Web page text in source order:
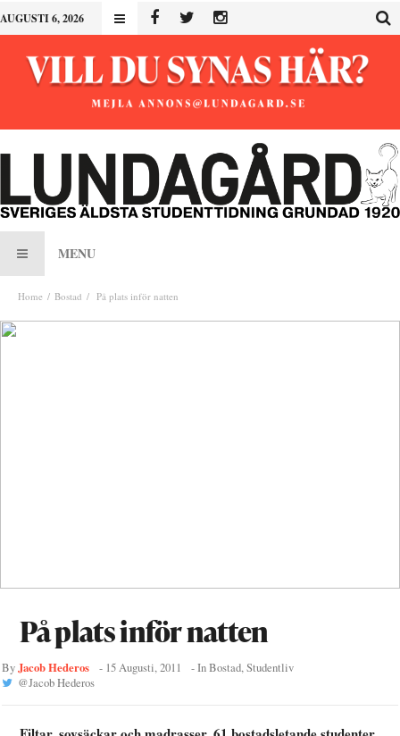
AUGUSTI 6, 2026
MENU
Home Bostad På plats inför natten
På plats inför natten
ByJacob Hederos - 15 Augusti, 2011 - InBostad,Studentliv
@Jacob Hederos